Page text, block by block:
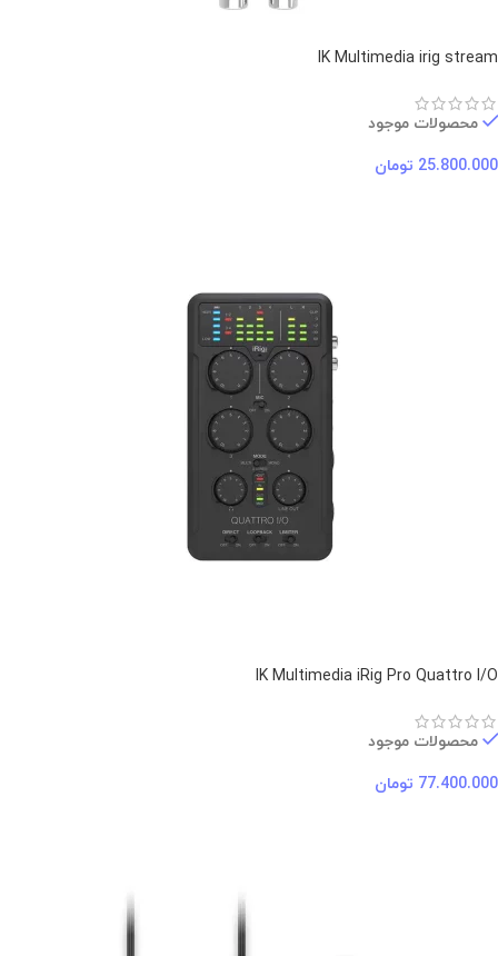
IK Multimedia irig stream
محصولات موجود
25.800.000 تومان
IK Multimedia iRig Pro Quattro I/O
محصولات موجود
77.400.000 تومان